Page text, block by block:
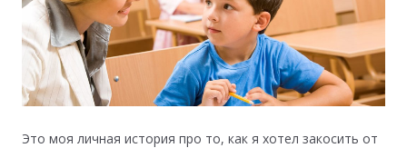
Это моя личная история про то, как я хотел закосить от